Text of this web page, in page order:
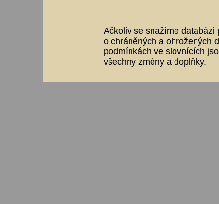
Ačkoliv se snažíme databázi
o chráněných a ohrožených
podmínkách ve slovnících
všechny změny a doplňky.